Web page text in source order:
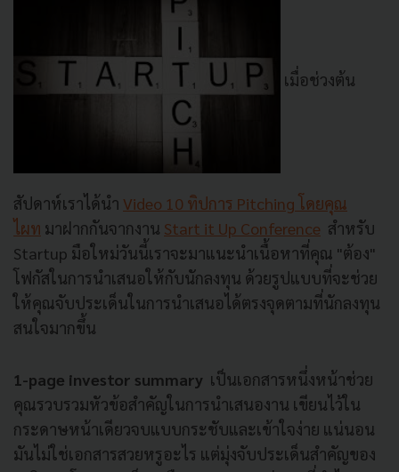
เมื่อช่วงต้น
สัปดาห์เราได้นำ Video 10 ทิปการ Pitching โดยคุณ
ไผท มาฝากกันจากงาน Start it Up Conference สำหรับ
Startup มือใหม่วันนี้เราจะมาแนะนำเนื้อหาที่คุณ "ต้อง"
โฟกัสในการนำเสนอให้กับนักลงทุน ด้วยรูปแบบที่จะช่วย
ให้คุณจับประเด็นในการนำเสนอได้ตรงจุดตามที่นักลงทุน
สนใจมากขึ้น
1-page investor summary เป็นเอกสารหนึ่งหน้าช่วย
คุณรวบรวมหัวข้อสำคัญในการนำเสนองาน เขียนไว้ใน
กระดาษหน้าเดียวจบแบบกระชับและเข้าใจง่าย แน่นอน
มันไม่ใช่เอกสารสวยหรูอะไร แต่มุ่งจับประเด็นสำคัญของ